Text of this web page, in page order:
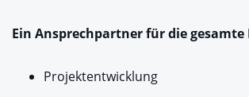
Ein Ansprechpartner für die gesamte
Projektentwicklung